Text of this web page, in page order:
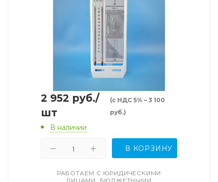
2 952 руб./
шт
(с НДС 5% – 3 100
руб.)
В наличии
В КОРЗИНУ
РАБОТАЕМ С ЮРИДИЧЕСКИМИ
ЛИЦАМИ, БЮДЖЕТНЫМИ